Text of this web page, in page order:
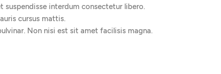
suspendisse interdum consectetur libero.
cursus mattis.
Non nisi est sit amet facilisis magna.